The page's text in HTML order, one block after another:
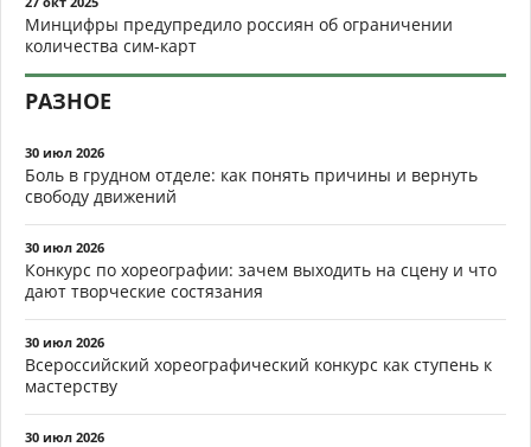
Минцифры предупредило россиян об ограничении
количества сим-карт
РАЗНОЕ
30 июл 2026
Боль в грудном отделе: как понять причины и вернуть
свободу движений
30 июл 2026
Конкурс по хореографии: зачем выходить на сцену и что
дают творческие состязания
30 июл 2026
Всероссийский хореографический конкурс как ступень к
мастерству
30 июл 2026